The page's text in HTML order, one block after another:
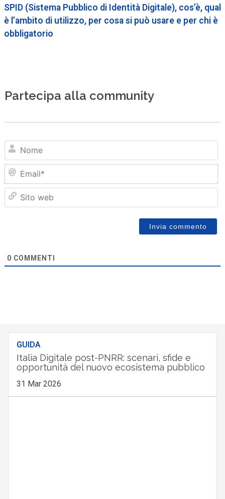
SPID (Sistema Pubblico di Identità Digitale), cos’è, qual
è l’ambito di utilizzo, per cosa si può usare e per chi è
obbligatorio
Partecipa alla community
0 COMMENTI
GUIDA
Italia Digitale post-PNRR: scenari, sfide e
opportunità del nuovo ecosistema pubblico
31 Mar 2026